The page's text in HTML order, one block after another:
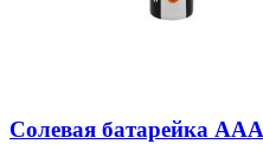
Солевая батарейка